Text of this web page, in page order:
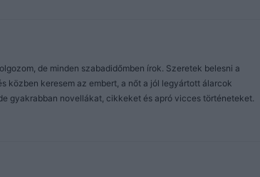
de minden szabadidőmben írok. Szeretek belesni a
közben keresem az embert, a nőt a jól legyártott álarcok
gyakrabban novellákat, cikkeket és apró vicces történeteket.